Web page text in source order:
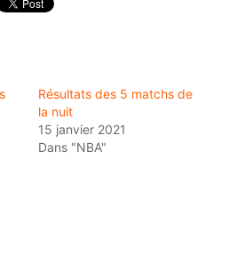
Résultats des 5 matchs de
la nuit
15 janvier 2021
Dans "NBA"